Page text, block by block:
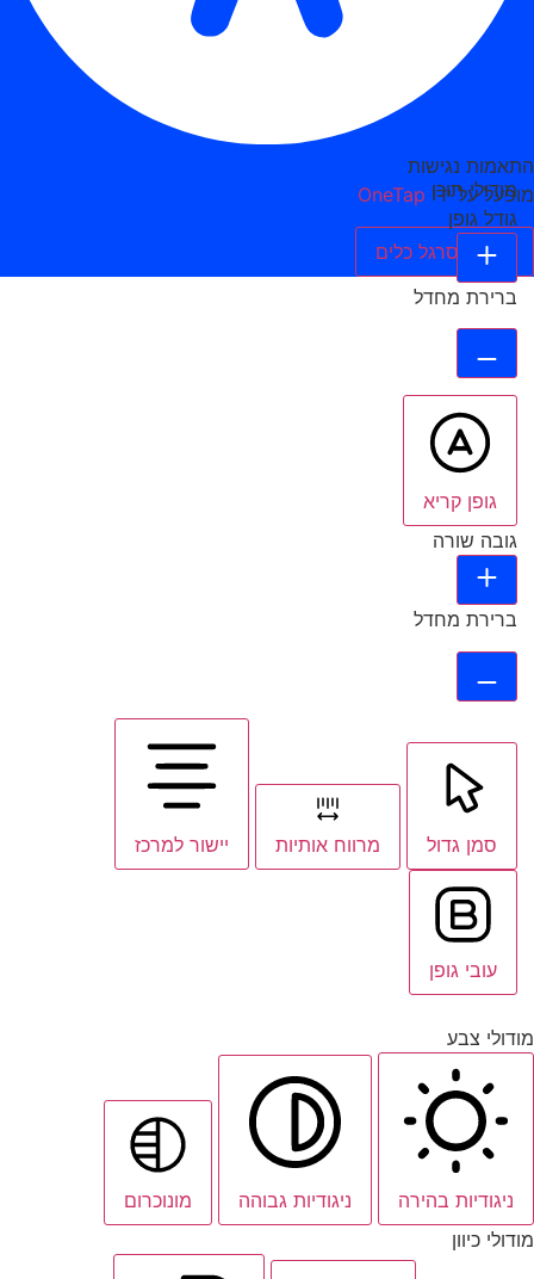
התאמות נגישות
מופעל על ידי OneTap
הסתר סרגל כלים
מודולי תוכן
גודל גופן
ברירת מחדל
גופן קריא
גובה שורה
ברירת מחדל
סמן גדול מרווח אותיות יישור למרכז
עובי גופן
מודולי צבע
ניגודיות בהירה ניגודיות גבוהה
מונוכרום
מודולי כיוון